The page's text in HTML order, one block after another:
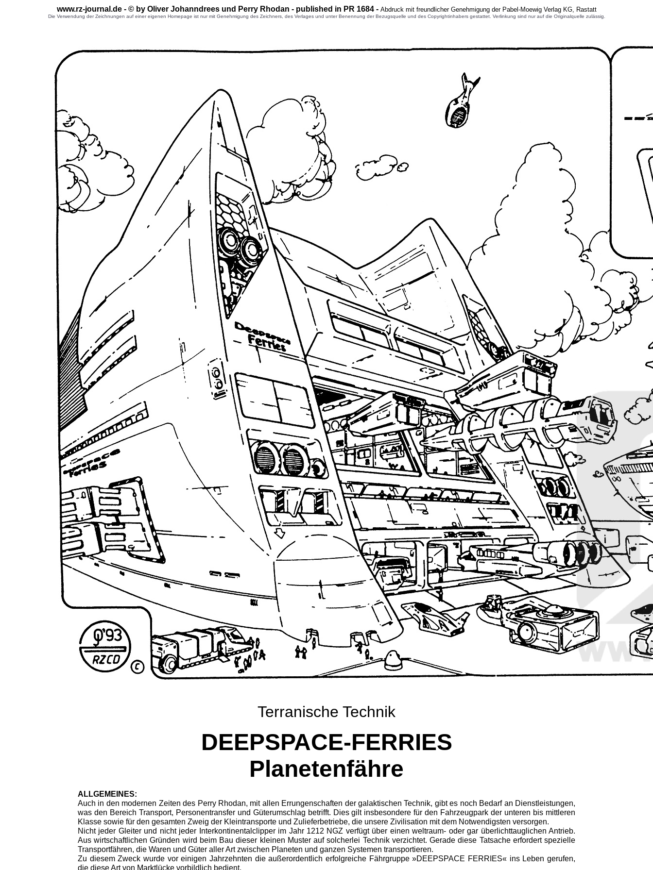
www.rz-journal.de - © by Oliver Johanndrees und Perry Rhodan - published in PR 1684 - Abdruck mit freundlicher Genehmigung der Pabel-Moewig Verlag KG, Rastatt
Die Verwendung der Zeichnungen auf einer eigenen Homepage ist nur mit Genehmigung des Zeichners, des Verlages und unter Benennung der Bezugsquelle und des Copyrightinhabers gestattet. Verlinkung sind nur auf die Originalquelle zulässig.
Terranische Technik
DEEPSPACE-FERRIES
Planetenfähre
ALLGEMEINES:
Auch in den modernen Zeiten des Perry Rhodan, mit allen Errungenschaften der galaktischen Technik, gibt es noch Bedarf an Dienstleistungen,
was den Bereich Transport, Personentransfer und Güterumschlag betrifft. Dies gilt insbesondere für den Fahrzeugpark der unteren bis mittleren
Klasse sowie für den gesamten Zweig der Kleintransporte und Zulieferbetriebe, die unsere Zivilisation mit dem Notwendigsten versorgen.
Nicht jeder Gleiter und nicht jeder Interkontinentalclipper im Jahr 1212 NGZ verfügt über einen weltraum- oder gar überlichttauglichen Antrieb.
Aus wirtschaftlichen Gründen wird beim Bau dieser kleinen Muster auf solcherlei Technik verzichtet. Gerade diese Tatsache erfordert spezielle
Transportfähren, die Waren und Güter aller Art zwischen Planeten und ganzen Systemen transportieren.
Zu diesem Zweck wurde vor einigen Jahrzehnten die außerordentlich erfolgreiche Fährgruppe »DEEPSPACE FERRIES« ins Leben gerufen,
die diese Art von Marktlücke vorbildlich bedient.